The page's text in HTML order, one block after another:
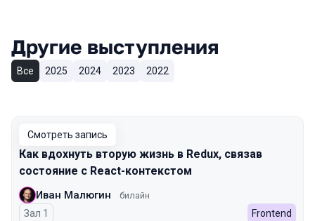
Другие выступления
Все 2025 2024 2023 2022
Смотреть запись
Как вдохнуть вторую жизнь в Redux, связав
состояние с React-контекстом
Иван Малюгин билайн
Зал 1 Frontend